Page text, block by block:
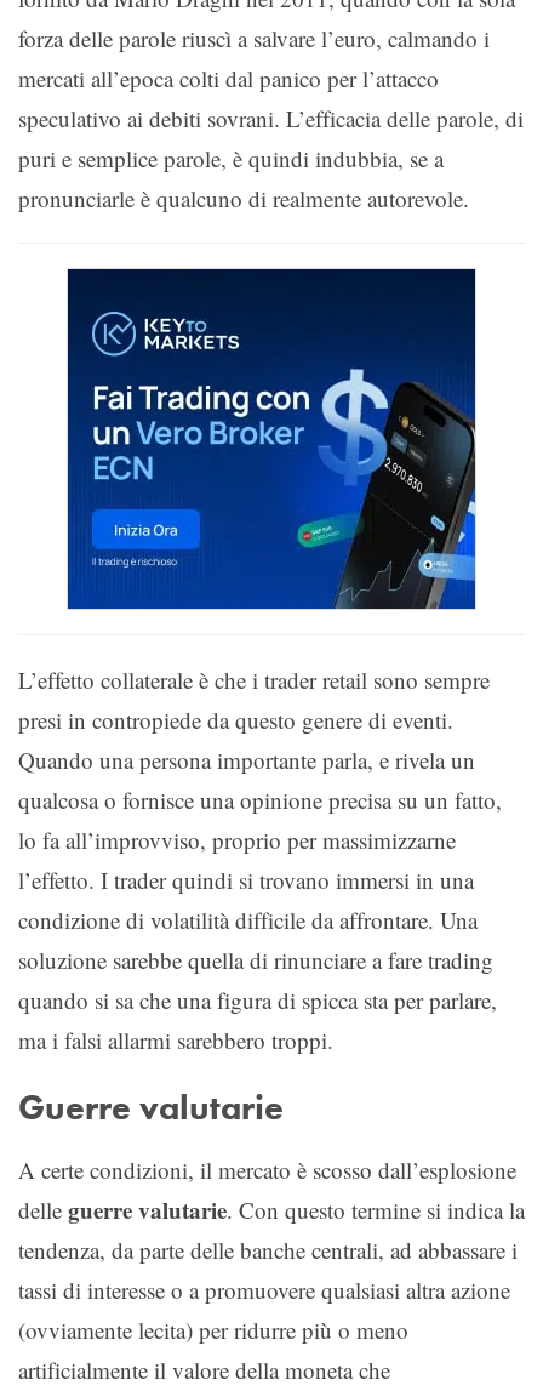
forza delle parole riuscì a salvare l’euro, calmando i
mercati all’epoca colti dal panico per l’attacco
speculativo ai debiti sovrani. L’efficacia delle parole, di
puri e semplice parole, è quindi indubbia, se a
pronunciarle è qualcuno di realmente autorevole.
L’effetto collaterale è che i trader retail sono sempre
presi in contropiede da questo genere di eventi.
Quando una persona importante parla, e rivela un
qualcosa o fornisce una opinione precisa su un fatto,
lo fa all’improvviso, proprio per massimizzarne
l’effetto. I trader quindi si trovano immersi in una
condizione di volatilità difficile da affrontare. Una
soluzione sarebbe quella di rinunciare a fare trading
quando si sa che una figura di spicca sta per parlare,
ma i falsi allarmi sarebbero troppi.
Guerre valutarie
A certe condizioni, il mercato è scosso dall’esplosione
delle guerre valutarie. Con questo termine si indica la
tendenza, da parte delle banche centrali, ad abbassare i
tassi di interesse o a promuovere qualsiasi altra azione
(ovviamente lecita) per ridurre più o meno
artificialmente il valore della moneta che